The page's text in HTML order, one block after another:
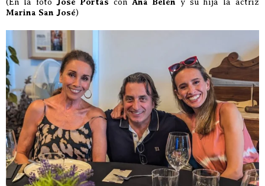
José Portas Ana Belén
Marina San José)